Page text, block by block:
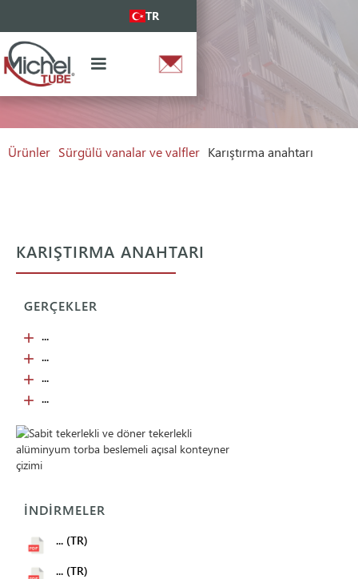
TR
Ürünler Sürgülü vanalar ve valfler Karıştırma anahtarı
KARIŞTIRMA ANAHTARI
GERÇEKLER
...
...
...
...
İNDIRMELER
... (TR)
... (TR)